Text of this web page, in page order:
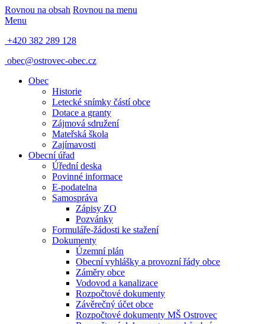
Rovnou na obsah Rovnou na menu
Menu
+420 382 289 128
obec@ostrovec-obec.cz
Obec
Historie
Letecké snímky částí obce
Dotace a granty
Zájmová sdružení
Mateřská škola
Zajímavosti
Obecní úřad
Úřední deska
Povinné informace
E-podatelna
Samospráva
Zápisy ZO
Pozvánky
Formuláře-žádosti ke stažení
Dokumenty
Územní plán
Obecní vyhlášky a provozní řády obce
Záměry obce
Vodovod a kanalizace
Rozpočtové dokumenty
Závěrečný účet obce
Rozpočtové dokumenty MŠ Ostrovec